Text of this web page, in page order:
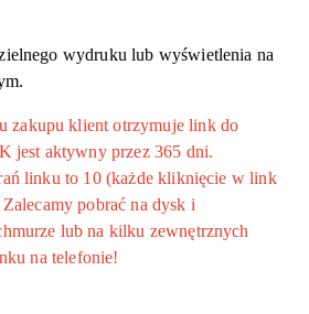
wydruku lub wyświetlenia na
zakupu klient otrzymuje link do
jest aktywny przez 365 dni.
linku to 10 (każde kliknięcie w link
pobrać na dysk i
lub na kilku zewnętrznych
na telefonie!